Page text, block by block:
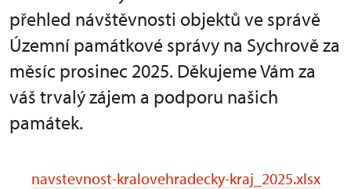
přehled návštěvnosti objektů ve správě
Územní památkové správy na Sychrově za
měsíc prosinec 2025. Děkujeme Vám za
váš trvalý zájem a podporu našich
památek.
navstevnost-kralovehradecky-kraj_2025.xlsx